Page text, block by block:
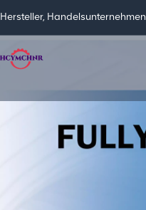
Hersteller, Handelsunternehmen